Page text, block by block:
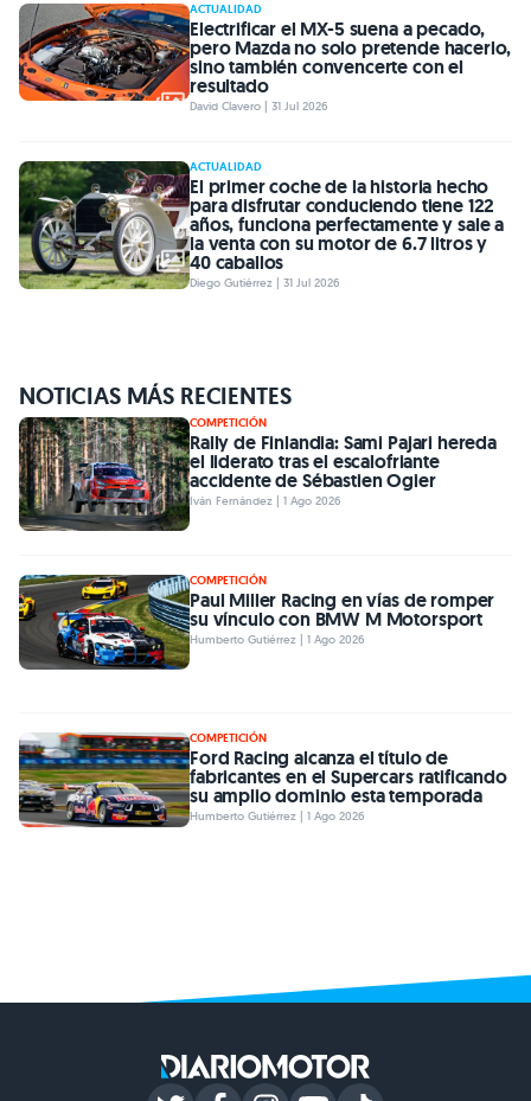
ACTUALIDAD
Electrificar el MX-5 suena a pecado,
pero Mazda no solo pretende hacerlo,
sino también convencerte con el
resultado
David Clavero | 31 Jul 2026
ACTUALIDAD
El primer coche de la historia hecho
para disfrutar conduciendo tiene 122
años, funciona perfectamente y sale a
la venta con su motor de 6.7 litros y
40 caballos
Diego Gutiérrez | 31 Jul 2026
NOTICIAS MÁS RECIENTES
COMPETICIÓN
Rally de Finlandia: Sami Pajari hereda
el liderato tras el escalofriante
accidente de Sébastien Ogier
Iván Fernández | 1 Ago 2026
COMPETICIÓN
Paul Miller Racing en vías de romper
su vínculo con BMW M Motorsport
Humberto Gutiérrez | 1 Ago 2026
COMPETICIÓN
Ford Racing alcanza el título de
fabricantes en el Supercars ratificando
su amplio dominio esta temporada
Humberto Gutiérrez | 1 Ago 2026